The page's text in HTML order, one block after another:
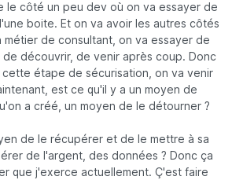
le côté un peu dev où on va essayer de
boite. Et on va avoir les autres côtés
métier de consultant, on va essayer de
découvrir, de venir après coup. Donc
étape de sécurisation, on va venir
est ce qu'il y a un moyen de
a créé, un moyen de le détourner ?
de le récupérer et de le mettre à sa
de l'argent, des données ? Donc ça
que j'exerce actuellement. Ç'est faire